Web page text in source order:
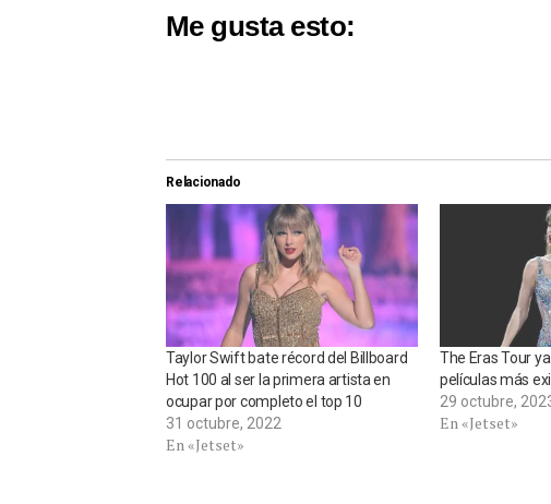
Me gusta esto:
Relacionado
Taylor Swift bate récord del Billboard
Hot 100 al ser la primera artista en
ocupar por completo el top 10
31 octubre, 2022
En «Jetset»
The Eras Tour
películas más
29 octubre,
En «Jetset»